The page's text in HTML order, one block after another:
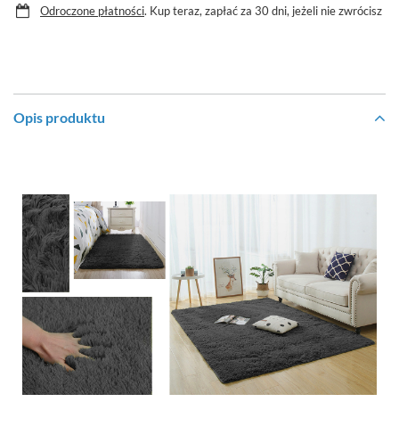
Odroczone płatności. Kup teraz, zapłać za 30 dni, jeżeli nie zwrócisz
Opis produktu